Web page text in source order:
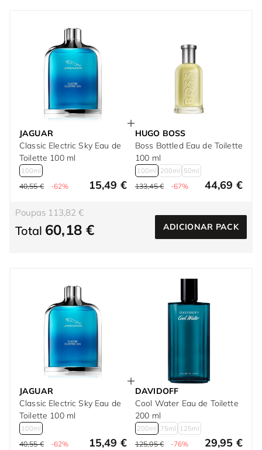
JAGUAR
Classic Electric Sky Eau de
Toilette 100 ml
100ml
40,55 € -62% 15,49 €
HUGO BOSS
Boss Bottled Eau de Toilette
100 ml
100ml 200ml 50ml
133,45 € -67% 44,69 €
Poupas 113,82 €
Total 60,18 € ADICIONAR PACK
JAGUAR
Classic Electric Sky Eau de
Toilette 100 ml
100ml
40,55 € -62% 15,49 €
DAVIDOFF
Cool Water Eau de Toilette
200 ml
200ml 75ml 125ml
125,05 € -76% 29,95 €